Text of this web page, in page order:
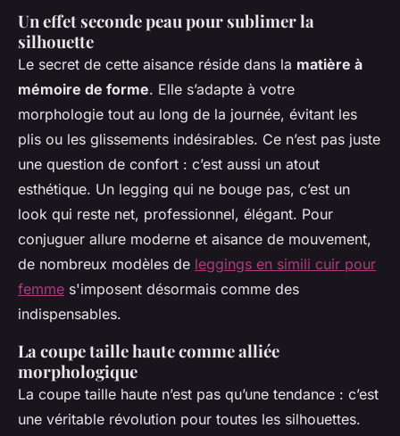
Un effet seconde peau pour sublimer la
silhouette
Le secret de cette aisance réside dans la matière à
mémoire de forme. Elle s’adapte à votre
morphologie tout au long de la journée, évitant les
plis ou les glissements indésirables. Ce n’est pas juste
une question de confort : c’est aussi un atout
esthétique. Un legging qui ne bouge pas, c’est un
look qui reste net, professionnel, élégant. Pour
conjuguer allure moderne et aisance de mouvement,
de nombreux modèles de leggings en simili cuir pour
femme s'imposent désormais comme des
indispensables.
La coupe taille haute comme alliée
morphologique
La coupe taille haute n’est pas qu’une tendance : c’est
une véritable révolution pour toutes les silhouettes.